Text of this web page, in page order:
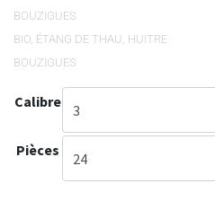
BOUZIGUES
BIO ÉTANG DE THAU HUITRE
BOUZIGUES
Calibre
Pièces